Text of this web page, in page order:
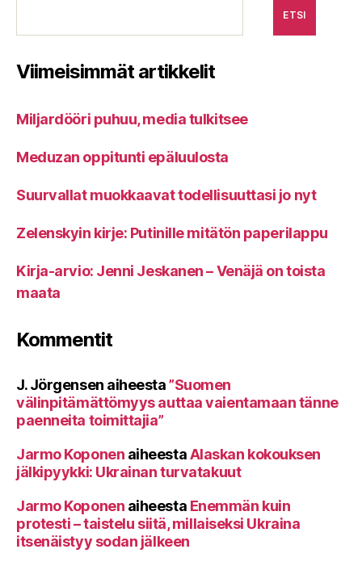
ETSI
Viimeisimmät artikkelit
Miljardööri puhuu, media tulkitsee
Meduzan oppitunti epäluulosta
Suurvallat muokkaavat todellisuuttasi jo nyt
Zelenskyin kirje: Putinille mitätön paperilappu
Kirja-arvio: Jenni Jeskanen – Venäjä on toista
maata
Kommentit
J. Jörgensen aiheesta”Suomen
välinpitämättömyys auttaa vaientamaan tänne
paenneita toimittajia”
Jarmo Koponen aiheestaAlaskan kokouksen
jälkipyykki: Ukrainan turvatakuut
Jarmo Koponen aiheesta Enemmän kuin
protesti – taistelu siitä, millaiseksi Ukraina
itsenäistyy sodan jälkeen